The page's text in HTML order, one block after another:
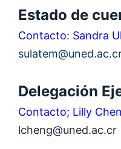
Estado de
Contacto: Sandra
Delegación
Contacto; Lilly
lcheng@uned.ac.cr